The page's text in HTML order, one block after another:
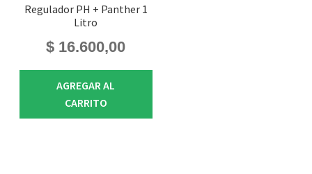
Regulador PH + Panther 1
Litro
$ 16.600,00
AGREGAR AL
CARRITO